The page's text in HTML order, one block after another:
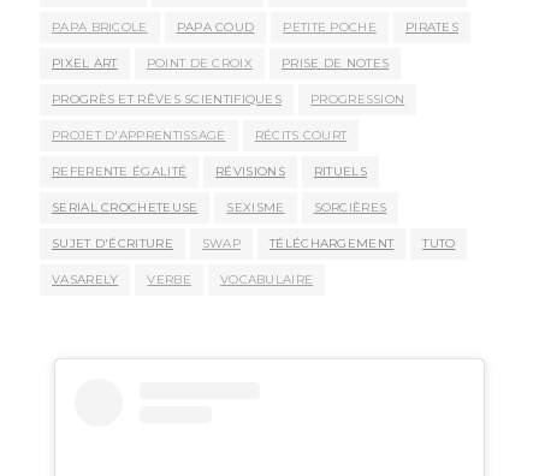
PAPA BRICOLE PAPA COUD PETITE POCHE PIRATES
PIXEL ART POINT DE CROIX PRISE DE NOTES
PROGRÈS ET RÊVES SCIENTIFIQUES PROGRESSION
PROJET D'APPRENTISSAGE RÉCITS COURT
REFERENTE ÉGALITÉ RÉVISIONS RITUELS
SERIAL CROCHETEUSE SEXISME SORCIÈRES
SUJET D'ÉCRITURE SWAP TÉLÉCHARGEMENT TUTO
VASARELY VERBE VOCABULAIRE